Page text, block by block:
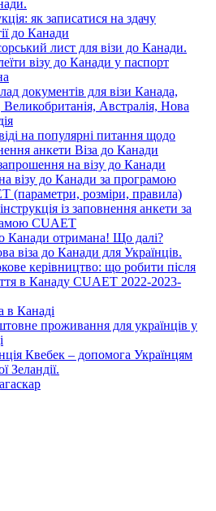
як записатися на здачу
до Канади
лист для візи до Канади.
візу до Канади у паспорт
документів для візи Канада,
Австралія, Нова
на популярні питання щодо
анкети Віза до Канади
на візу до Канади
візу до Канади за програмою
(параметри, розміри, правила)
із заповнення анкети за
CUAET
Канади отримана! Що далі?
віза до Канади для Українців.
керівництво: що робити після
в Канаду CUAET 2022-2023-
в Канаді
проживання для українців у
Квебек – допомога Українцям
Зеландії.